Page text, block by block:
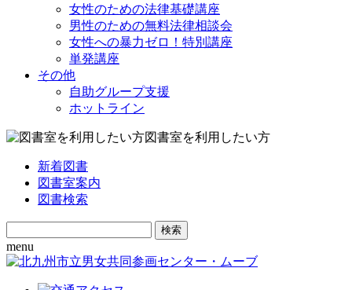
女性のための法律基礎講座
男性のための無料法律相談会
女性への暴力ゼロ！特別講座
単発講座
その他
自助グループ支援
ホットライン
図書室を利用したい方
新着図書
図書室案内
図書検索
Search
for:
menu